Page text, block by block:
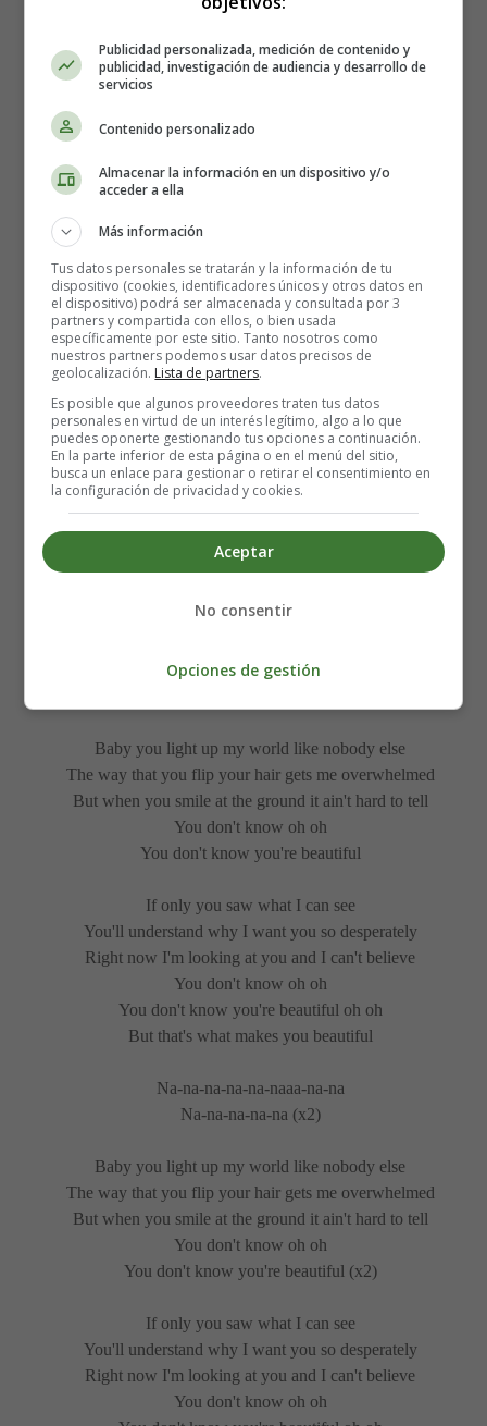
You're turning heads when you walk through the door
Don't need make-up, to cover up
Being the way that you are is enough
Everyone else in the room can see it
Baby you light up my world like nobody else
The way that you flip your hair gets me overwhelmed
But when you smile at the ground it ain't hard to tell
You don't know oh oh
You don't know you're beautiful
If only you saw what I can see
You'll understand why I want you so desperately
Right now I'm looking at you and I can't believe
You don't know oh oh
You don't know you're beautiful oh oh
But that's what makes you beautiful
To prove I'm right I put it in the song
And turn away when I look into your eyes
Everyone else in the room can see it
Baby you light up my world like nobody else
The way that you flip your hair gets me overwhelmed
But when you smile at the ground it ain't hard to tell
You don't know oh oh
You don't know you're beautiful
If only you saw what I can see
You'll understand why I want you so desperately
Right now I'm looking at you and I can't believe
You don't know oh oh
You don't know you're beautiful oh oh
But that's what makes you beautiful
Na-na-na-na-na-naaa-na-na
Na-na-na-na-na (x2)
Baby you light up my world like nobody else
The way that you flip your hair gets me overwhelmed
But when you smile at the ground it ain't hard to tell
You don't know oh oh
You don't know you're beautiful (x2)
If only you saw what I can see
You'll understand why I want you so desperately
Right now I'm looking at you and I can't believe
You don't know oh oh
Publicidad personalizada, medición de contenido y
publicidad, investigación de audiencia y desarrollo de
servicios
Contenido personalizado
Almacenar la información en un dispositivo y/o
acceder a ella
Más información
Tus datos personales se tratarán y la información de tu
dispositivo (cookies, identificadores únicos y otros datos en
el dispositivo) podrá ser almacenada y consultada por 3
partners y compartida con ellos, o bien usada
específicamente por este sitio. Tanto nosotros como
nuestros partners podemos usar datos precisos de
geolocalización. Lista de partners.
Es posible que algunos proveedores traten tus datos
personales en virtud de un interés legítimo, algo a lo que
puedes oponerte gestionando tus opciones a continuación.
En la parte inferior de esta página o en el menú del sitio,
busca un enlace para gestionar o retirar el consentimiento en
la configuración de privacidad y cookies.
Aceptar
No consentir
Opciones de gestión